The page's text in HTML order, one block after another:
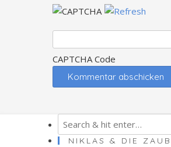
CAPTCHA Code
NIKLAS & DIE